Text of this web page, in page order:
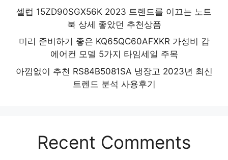
셀럽 15ZD90SGX56K 2023 트렌드를 이끄는 노트
북 상세 좋았던 추천상품
미리 준비하기 좋은 KQ65QC60AFXKR 가성비 갑
에어컨 모델 5가지 타임세일 주목
아낌없이 추천 RS84B5081SA 냉장고 2023년 최신
트렌드 분석 사용후기
Recent Comments